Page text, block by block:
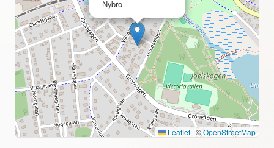
Nybro
Leaflet | ©OpenStreetMap